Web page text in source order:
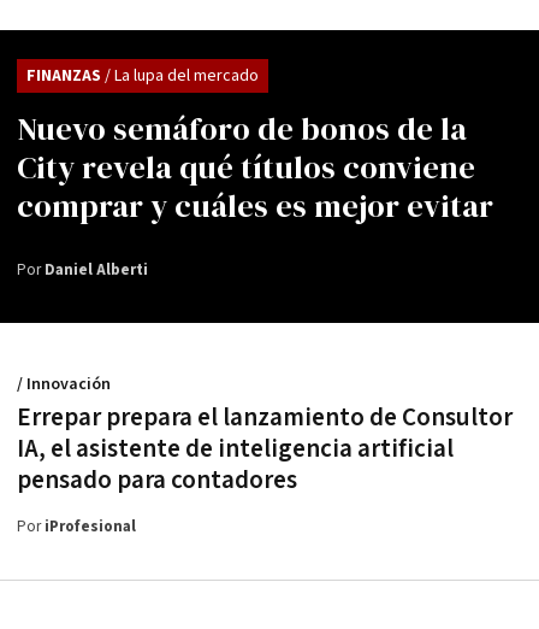
Nuevo semáforo de bonos de la
City revela qué títulos conviene
comprar y cuáles es mejor evitar
FINANZAS / La lupa del mercado
PorDaniel Alberti
Errepar prepara el lanzamiento de Consultor
IA, el asistente de inteligencia artificial
pensado para contadores
/ Innovación
PoriProfesional